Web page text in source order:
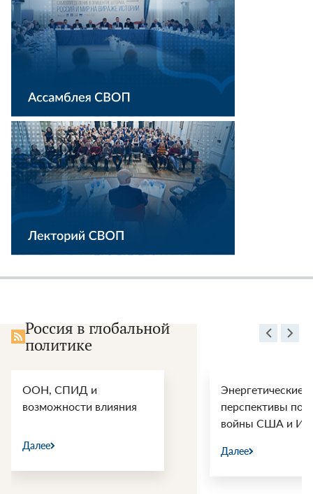
Россия в глобальной
политике
ООН, СПИД и
возможности влияния
Далее
Энергетические
перспективы
войны США и
Далее